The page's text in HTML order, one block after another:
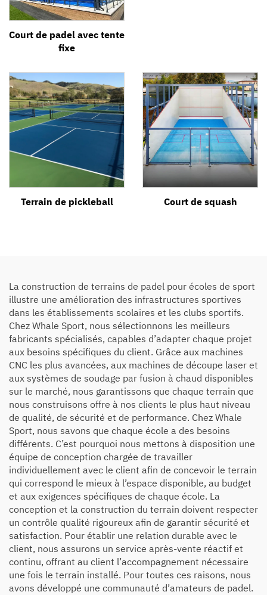
Court de padel avec tente
fixe
Terrain de pickleball Court de squash
La construction de terrains de padel pour écoles de sport
illustre une amélioration des infrastructures sportives
dans les établissements scolaires et les clubs sportifs.
Chez Whale Sport, nous sélectionnons les meilleurs
fabricants spécialisés, capables d’adapter chaque projet
aux besoins spécifiques du client. Grâce aux machines
CNC les plus avancées, aux machines de découpe laser et
aux systèmes de soudage par fusion à chaud disponibles
sur le marché, nous garantissons que chaque terrain que
nous construisons offre à nos clients le plus haut niveau
de qualité, de sécurité et de performance. Chez Whale
Sport, nous savons que chaque école a des besoins
différents. C’est pourquoi nous mettons à disposition une
équipe de conception chargée de travailler
individuellement avec le client afin de concevoir le terrain
qui correspond le mieux à l’espace disponible, au budget
et aux exigences spécifiques de chaque école. La
conception et la construction du terrain doivent respecter
un contrôle qualité rigoureux afin de garantir sécurité et
satisfaction. Pour établir une relation durable avec le
client, nous assurons un service après-vente réactif et
continu, offrant au client l’accompagnement nécessaire
une fois le terrain installé. Pour toutes ces raisons, nous
avons développé une communauté d’amateurs de padel.